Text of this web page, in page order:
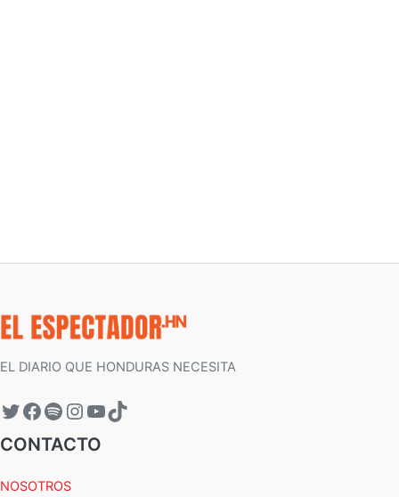
EL DIARIO QUE HONDURAS NECESITA
CONTACTO
NOSOTROS